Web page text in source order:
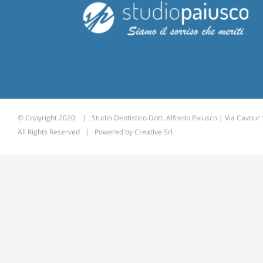
© Copyright 2020 | Studio Dentistico Dott. Alfredo Paiusco | Via Cavour
All Rights Reserved | Powered byCreative Srl